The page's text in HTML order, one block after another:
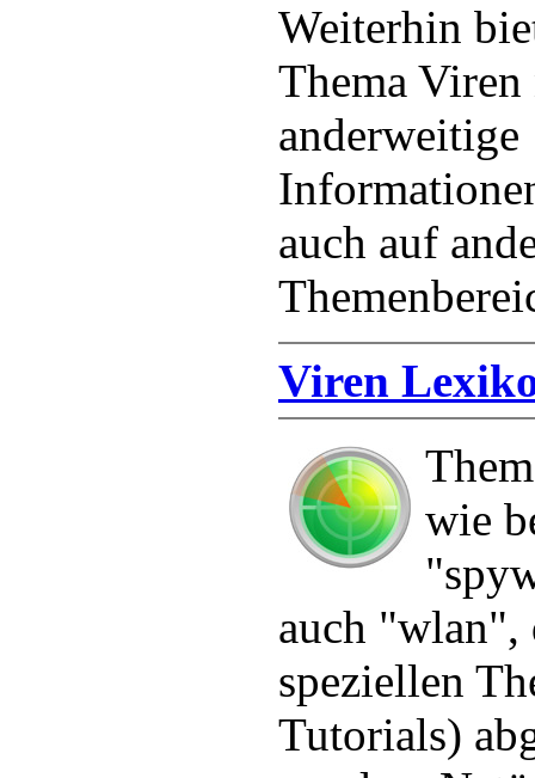
Weiterhin
Thema
anderweitige
auch auf
Viren
wie
auch "wlan",
speziellen
Tutorials)